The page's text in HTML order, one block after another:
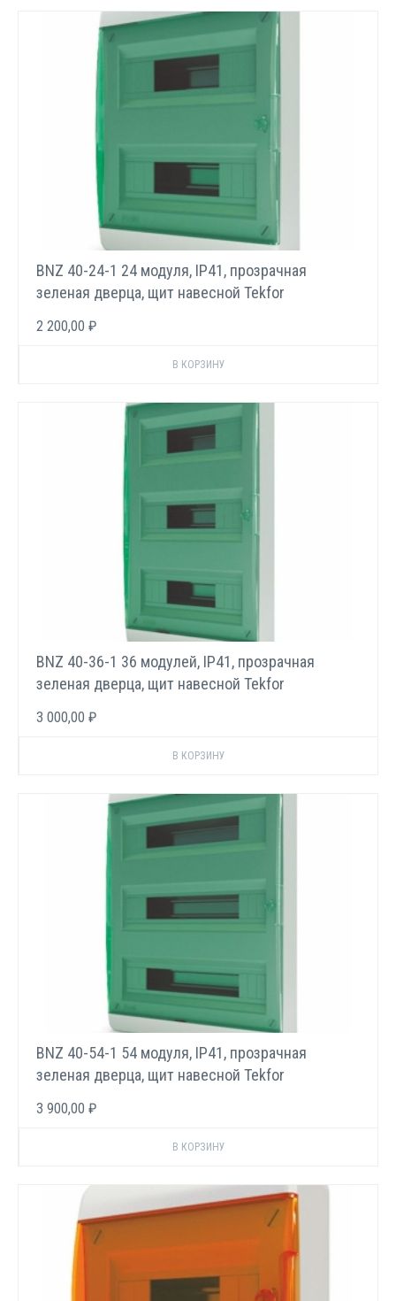
BNZ 40-24-1 24 модуля, IP41, прозрачная
зеленая дверца, щит навесной Tekfor
2 200,00 ₽
BNZ 40-36-1 36 модулей, IP41, прозрачная
зеленая дверца, щит навесной Tekfor
3 000,00 ₽
BNZ 40-54-1 54 модуля, IP41, прозрачная
зеленая дверца, щит навесной Tekfor
3 900,00 ₽